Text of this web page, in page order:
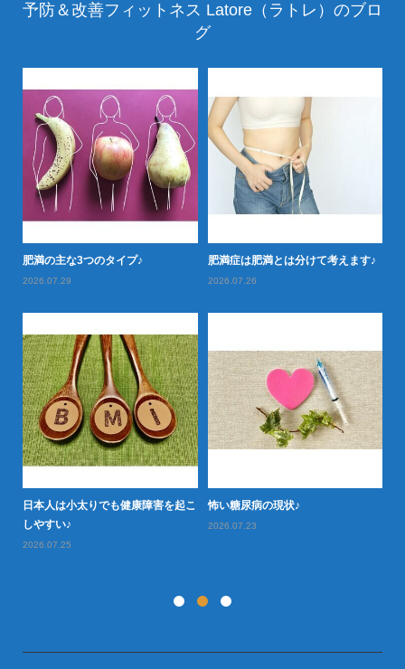
予防＆改善フィットネス Latore（ラトレ）のブロ
グ
肥満の主な3つのタイプ♪
2026.07.29
肥満症は肥満とは分けて考えます♪
2026.07.26
日本人は小太りでも健康障害を起こ
しやすい♪
2026.07.25
怖い糖尿病の現状♪
2026.07.23